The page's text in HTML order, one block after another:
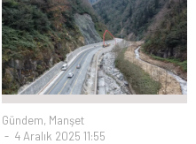
Gündem, Manşet
4 Aralık 2025 11:55